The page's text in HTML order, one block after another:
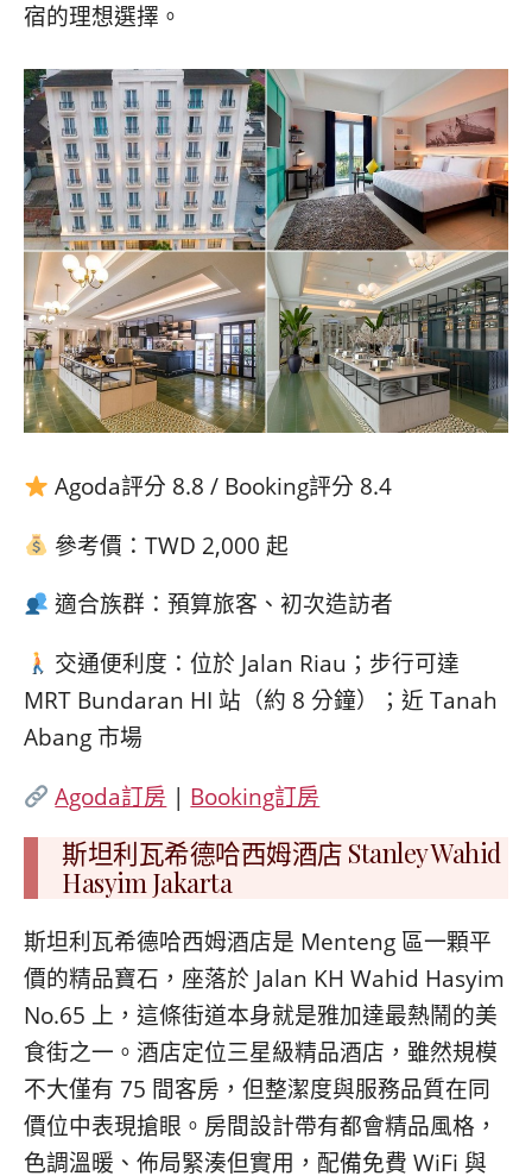
宿的理想選擇。
Agoda評分 8.8 / Booking評分 8.4
參考價：TWD 2,000 起
適合族群：預算旅客、初次造訪者
交通便利度：位於 Jalan Riau；步行可達
MRT Bundaran HI 站（約 8 分鐘）；近 Tanah
Abang 市場
Agoda訂房 | Booking訂房
斯坦利瓦希德哈西姆酒店 Stanley Wahid
Hasyim Jakarta
斯坦利瓦希德哈西姆酒店是 Menteng 區一顆平
價的精品寶石，座落於 Jalan KH Wahid Hasyim
No.65 上，這條街道本身就是雅加達最熱鬧的美
食街之一。酒店定位三星級精品酒店，雖然規模
不大僅有 75 間客房，但整潔度與服務品質在同
價位中表現搶眼。房間設計帶有都會精品風格，
色調溫暖、佈局緊湊但實用，配備免費 WiFi 與